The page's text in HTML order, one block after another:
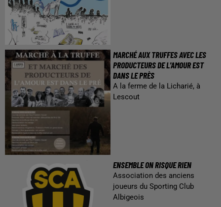
MARCHÉ AUX TRUFFES AVEC LES
PRODUCTEURS DE L'AMOUR EST
DANS LE PRÈS
A la ferme de la Licharié, à
Lescout
ENSEMBLE ON RISQUE RIEN
Association des anciens
joueurs du Sporting Club
Albigeois